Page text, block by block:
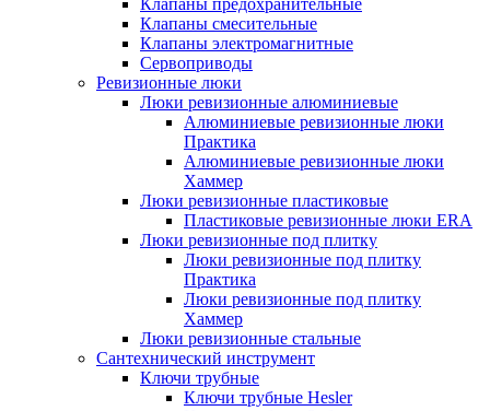
Клапаны предохранительные
Клапаны смесительные
Клапаны электромагнитные
Сервоприводы
Ревизионные люки
Люки ревизионные алюминиевые
Алюминиевые ревизионные люки
Практика
Алюминиевые ревизионные люки
Хаммер
Люки ревизионные пластиковые
Пластиковые ревизионные люки ERA
Люки ревизионные под плитку
Люки ревизионные под плитку
Практика
Люки ревизионные под плитку
Хаммер
Люки ревизионные стальные
Сантехнический инструмент
Ключи трубные
Ключи трубные Hesler